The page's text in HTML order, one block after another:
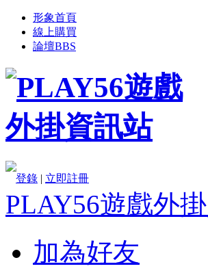
形象首頁
線上購買
論壇BBS
登錄 | 立即註冊
PLAY56遊戲外
加為好友